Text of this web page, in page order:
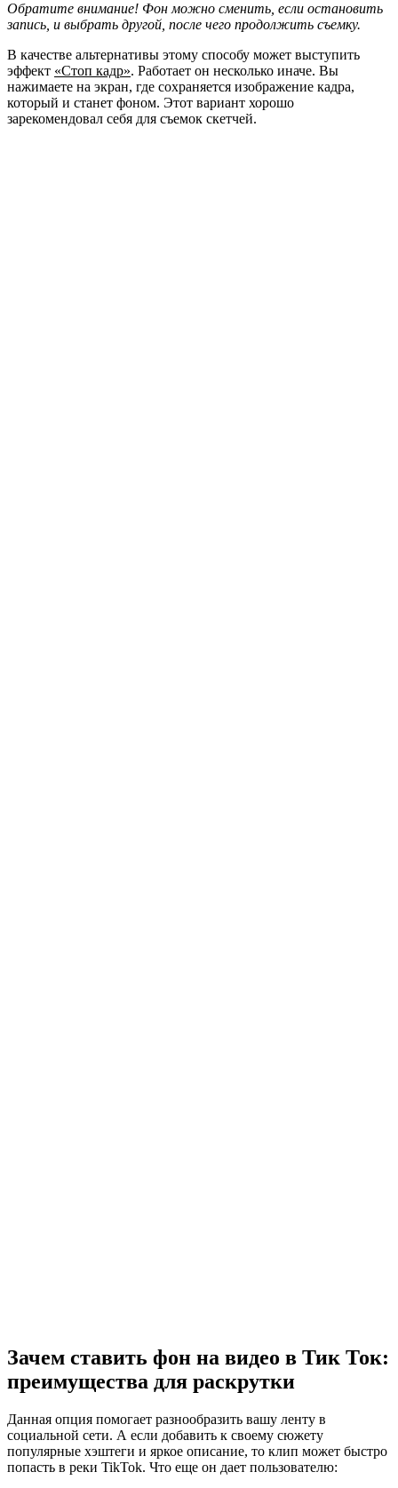
Обратите внимание! Фон можно сменить, если остановить
запись, и выбрать другой, после чего продолжить съемку.
В качестве альтернативы этому способу может выступить
эффект «Стоп кадр». Работает он несколько иначе. Вы
нажимаете на экран, где сохраняется изображение кадра,
который и станет фоном. Этот вариант хорошо
зарекомендовал себя для съемок скетчей.
Зачем ставить фон на видео в Тик Ток:
преимущества для раскрутки
Данная опция помогает разнообразить вашу ленту в
социальной сети. А если добавить к своему сюжету
популярные хэштеги и яркое описание, то клип может быстро
попасть в реки TikTok. Что еще он дает пользователю: